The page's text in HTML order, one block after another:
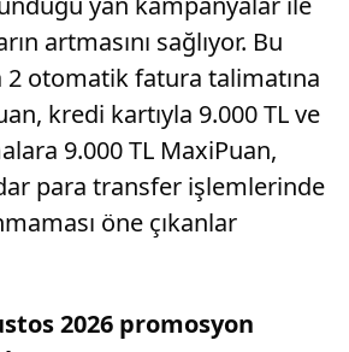
artmasını sağlıyor. Bu
otomatik fatura talimatına
kredi kartıyla 9.000 TL ve
9.000 TL MaxiPuan,
para transfer işlemlerinde
öne çıkanlar
2026 promosyon